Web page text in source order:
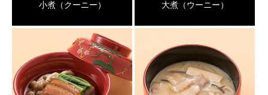
小煮（クーニー） 大煮（ウーニー）